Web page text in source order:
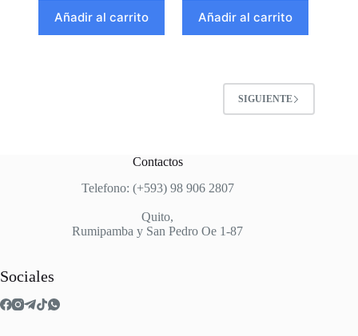
Añadir al carrito Añadir al carrito
SIGUIENTE
Contactos
Telefono: (+593) 98 906 2807
Quito,
Rumipamba y San Pedro Oe 1-87
Sociales